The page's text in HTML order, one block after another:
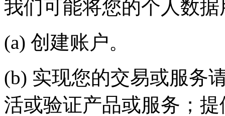
我们可能将您的个人数据
(a) 创建账户。
(b) 实现您的交易或服务请
活或验证产品或服务；